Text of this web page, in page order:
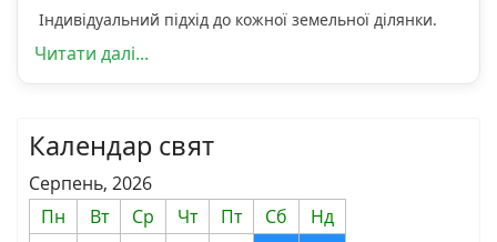
Індивідуальний підхід до кожної земельної ділянки.
Читати далі...
Календар свят
Серпень, 2026
Пн
Вт Ср Чт Пт Сб
Нд